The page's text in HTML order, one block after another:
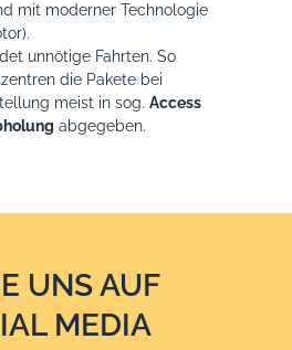
mit moderner Technologie
unnötige Fahrten. So
die Pakete bei
meist in sog. Access
abgegeben.
UNS AUF
MEDIA